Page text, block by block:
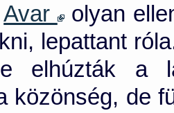
Avar olyan
lepattant
elhúzták a
közönség, de